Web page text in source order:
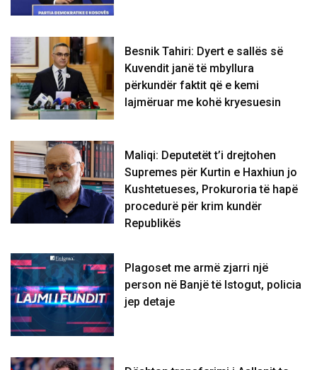
Besnik Tahiri: Dyert e sallës së
Kuvendit janë të mbyllura
përkundër faktit që e kemi
lajmëruar me kohë kryesuesin
Maliqi: Deputetët t’i drejtohen
Supremes për Kurtin e Haxhiun jo
Kushtetueses, Prokuroria të hapë
procedurë për krim kundër
Republikës
Plagoset me armë zjarri një
person në Banjë të Istogut, policia
jep detaje